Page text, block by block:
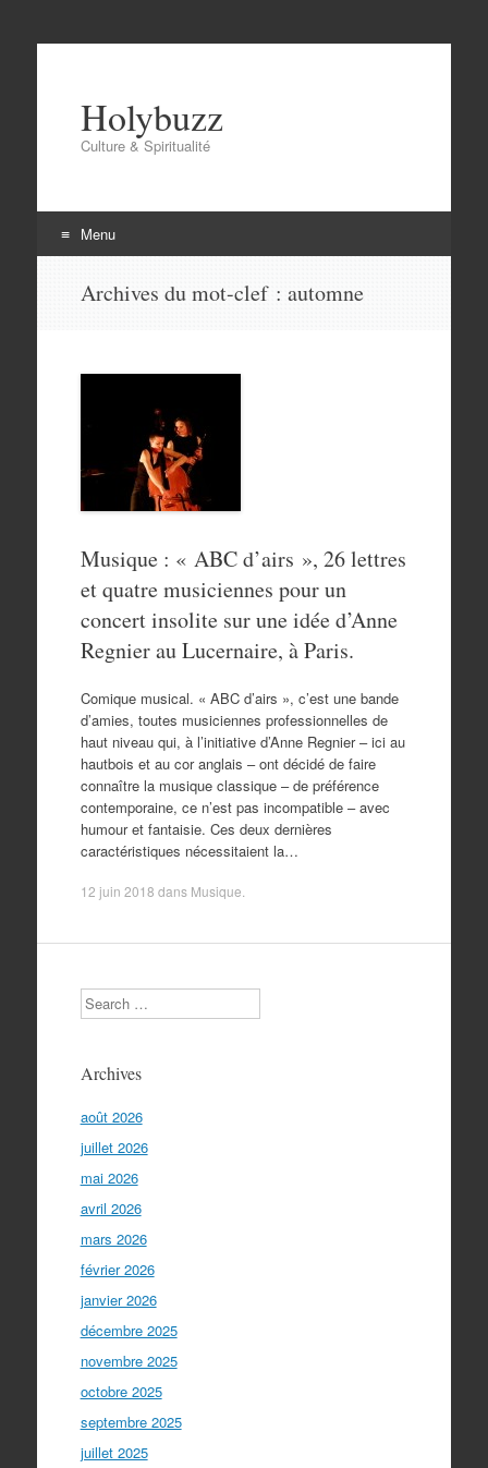
Holybuzz
Culture & Spiritualité
Menu
Archives du mot-clef : automne
Musique : « ABC d’airs », 26 lettres
et quatre musiciennes pour un
concert insolite sur une idée d’Anne
Regnier au Lucernaire, à Paris.
Comique musical. « ABC d’airs », c’est une bande
d’amies, toutes musiciennes professionnelles de
haut niveau qui, à l’initiative d’Anne Regnier – ici au
hautbois et au cor anglais – ont décidé de faire
connaître la musique classique – de préférence
contemporaine, ce n’est pas incompatible – avec
humour et fantaisie. Ces deux dernières
caractéristiques nécessitaient la…
12 juin 2018 dans Musique
Search
Archives
août 2026
juillet 2026
mai 2026
avril 2026
mars 2026
février 2026
janvier 2026
décembre 2025
novembre 2025
octobre 2025
septembre 2025
juillet 2025